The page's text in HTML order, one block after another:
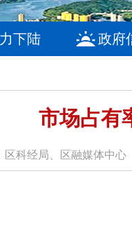
下陆 政府
市场占有
区科经局、区融媒体中